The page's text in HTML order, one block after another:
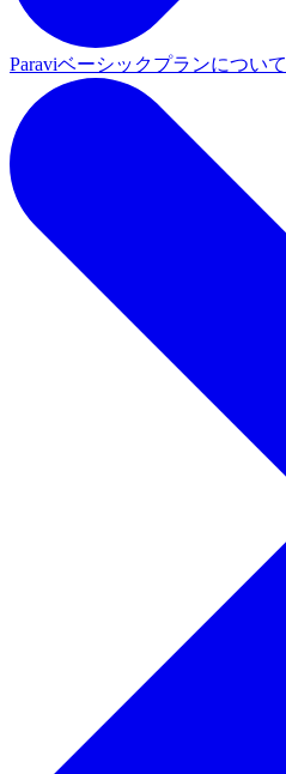
Paraviベーシックプランについて